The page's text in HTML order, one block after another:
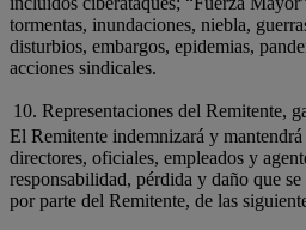
tormentas, inundaciones, niebla,
disturbios, embargos, epidemias,
acciones sindicales.
10. Representaciones del Remitente,
El Remitente indemnizará y
directores, oficiales, empleados y
responsabilidad, pérdida y daño que
por parte del Remitente, de las